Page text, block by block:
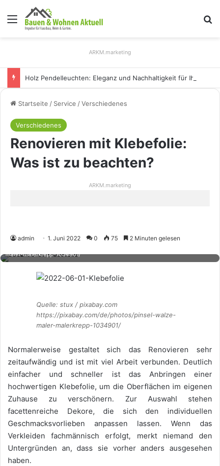
Menü
ARKM.marketing
Startseite / Service /Verschiedenes
Verschiedenes
Renovieren mit Klebefolie:
Was ist zu beachten?
ARKM.marketing
admin 1. Juni 2022 0 75 2 Minuten gelesen
Quelle: stux / pixabay.com https://pixabay.com/de/photos/pinsel-walze-
maler-malerkrepp-1034901/
Quelle: stux / pixabay.com
https://pixabay.com/de/photos/pinsel-walze-
maler-malerkrepp-1034901/
Normalerweise gestaltet sich das Renovieren sehr
zeitaufwändig und ist mit viel Arbeit verbunden. Deutlich
einfacher und schneller ist das Anbringen einer
hochwertigen Klebefolie, um die Oberflächen im eigenen
Zuhause zu verschönern. Zur Auswahl stehen
facettenreiche Dekore, die sich den individuellen
Geschmacksvorlieben anpassen lassen. Wenn das
Verkleiden fachmännisch erfolgt, merkt niemand den
Untergründen an, dass sie vorher anders ausgesehen
haben.